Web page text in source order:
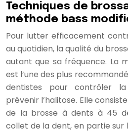
Techniques de
méthode bass
Pour lutter efficacement
au quotidien, la qualité du
autant que sa fréquence. La
est l’une des plus
dentistes pour contrôler
prévenir l’halitose. Elle
de la brosse à dents à 45
collet de la dent, en partie